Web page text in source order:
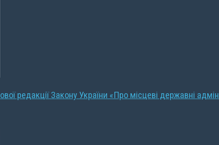
редакції Закону України «Про місцеві державні